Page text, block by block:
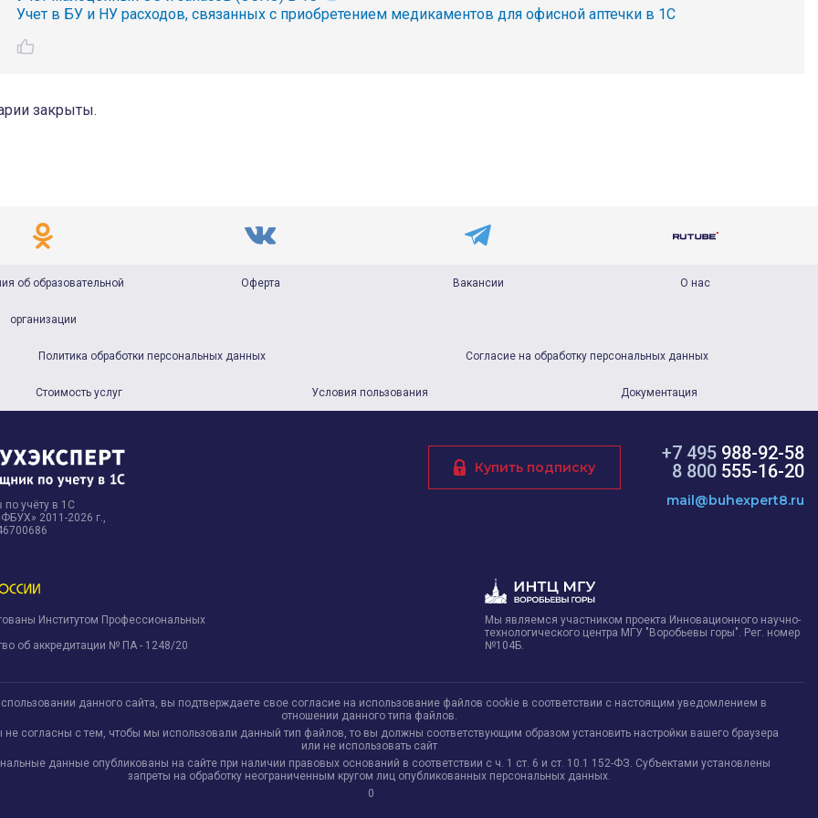
Учет в БУ и НУ расходов, связанных с приобретением медикаментов для офисной аптечки в 1С
закрыты.
об образовательной
организации
Оферта Вакансии О нас
Политика обработки персональных данных Согласие на обработку персональных данных
Стоимость услуг Условия пользования Документация
по учёту в 1С
2011-2026 г.,
+7 495 988-92-58
8 800 555-16-20
mail@buhexpert8.ru
Купить подписку
Институтом Профессиональных
об аккредитации № ПА - 1248/20
Мы являемся участником проекта Инновационного научно-
технологического центра МГУ "Воробьевы горы". Рег. номер
№104Б.
данного сайта, вы подтверждаете свое согласие на использование файлов cookie в соответствии с настоящим уведомлением в
отношении данного типа файлов.
не согласны с тем, чтобы мы использовали данный тип файлов, то вы должны соответствующим образом установить настройки вашего браузера
или не использовать сайт
данные опубликованы на сайте при наличии правовых оснований в соответствии с ч. 1 ст. 6 и ст. 10.1 152-ФЗ. Субъектами установлены
запреты на обработку неограниченным кругом лиц опубликованных персональных данных.
0